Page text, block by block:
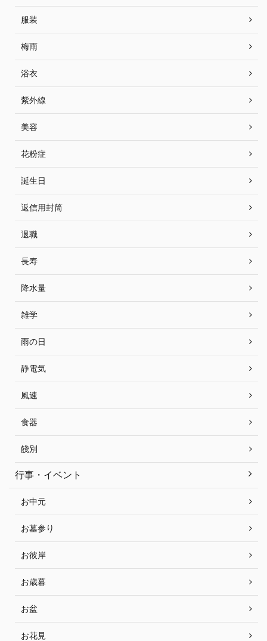
服装
梅雨
浴衣
紫外線
美容
花粉症
誕生日
返信用封筒
退職
長寿
降水量
雑学
雨の日
静電気
風速
食器
餞別
行事・イベント
お中元
お墓参り
お彼岸
お歳暮
お盆
お花見